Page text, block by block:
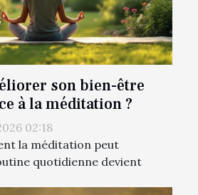
son bien-être
à la méditation ?
02:18
la méditation peut
quotidienne devient